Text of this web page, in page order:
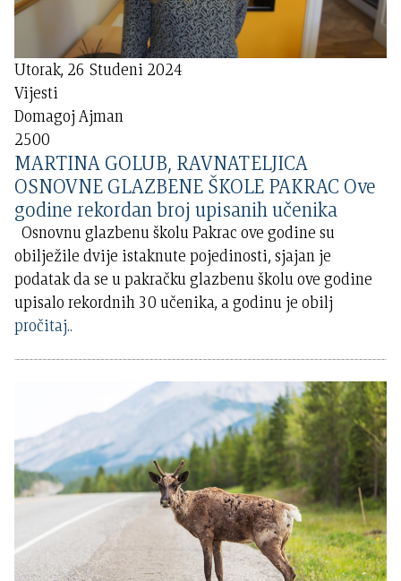
Utorak, 26 Studeni 2024
Vijesti
Domagoj Ajman
2500
MARTINA GOLUB, RAVNATELJICA
OSNOVNE GLAZBENE ŠKOLE PAKRAC Ove
godine rekordan broj upisanih učenika
Osnovnu glazbenu školu Pakrac ove godine su
obilježile dvije istaknute pojedinosti, sjajan je
podatak da se u pakračku glazbenu školu ove godine
upisalo rekordnih 30 učenika, a godinu je obilj
pročitaj..